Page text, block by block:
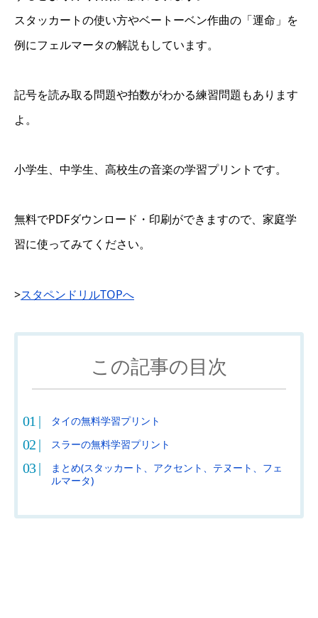
スタッカートの使い方やベートーベン作曲の「運命」を
例にフェルマータの解説もしています。
記号を読み取る問題や拍数がわかる練習問題もあります
よ。
小学生、中学生、高校生の音楽の学習プリントです。
無料でPDFダウンロード・印刷ができますので、家庭学
習に使ってみてください。
>スタペンドリルTOPへ
この記事の目次
タイの無料学習プリント
スラーの無料学習プリント
まとめ(スタッカート、アクセント、テヌート、フェ
ルマータ)